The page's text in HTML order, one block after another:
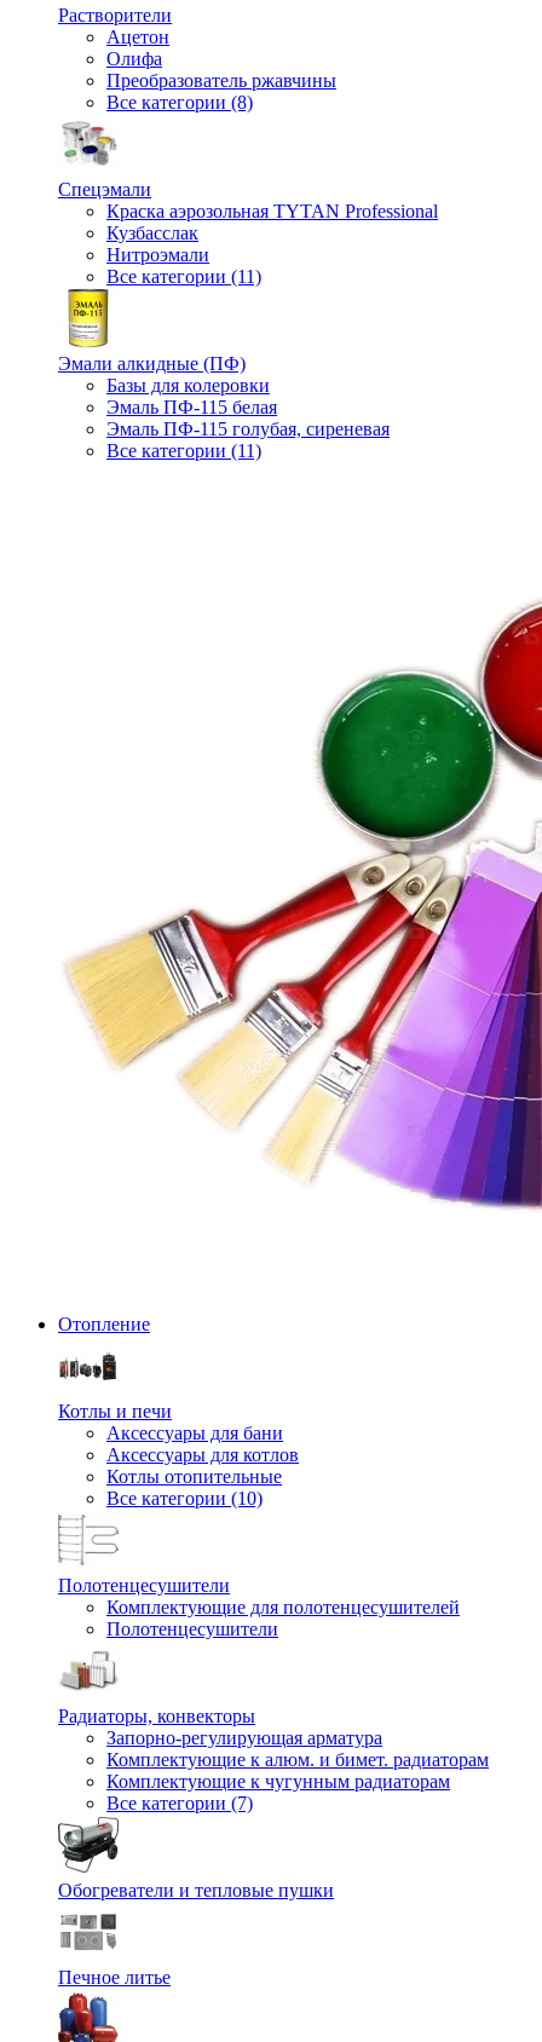
Растворители
Ацетон
Олифа
Преобразователь ржавчины
Все категории (8)
Спецэмали
Краска аэрозольная TYTAN Professional
Кузбасслак
Нитроэмали
Все категории (11)
Эмали алкидные (ПФ)
Базы для колеровки
Эмаль ПФ-115 белая
Эмаль ПФ-115 голубая, сиреневая
Все категории (11)
Отопление
Котлы и печи
Аксессуары для бани
Аксессуары для котлов
Котлы отопительные
Все категории (10)
Полотенцесушители
Комплектующие для полотенцесушителей
Полотенцесушители
Радиаторы, конвекторы
Запорно-регулирующая арматура
Комплектующие к алюм. и бимет. радиаторам
Комплектующие к чугунным радиаторам
Все категории (7)
Обогреватели и тепловые пушки
Печное литье